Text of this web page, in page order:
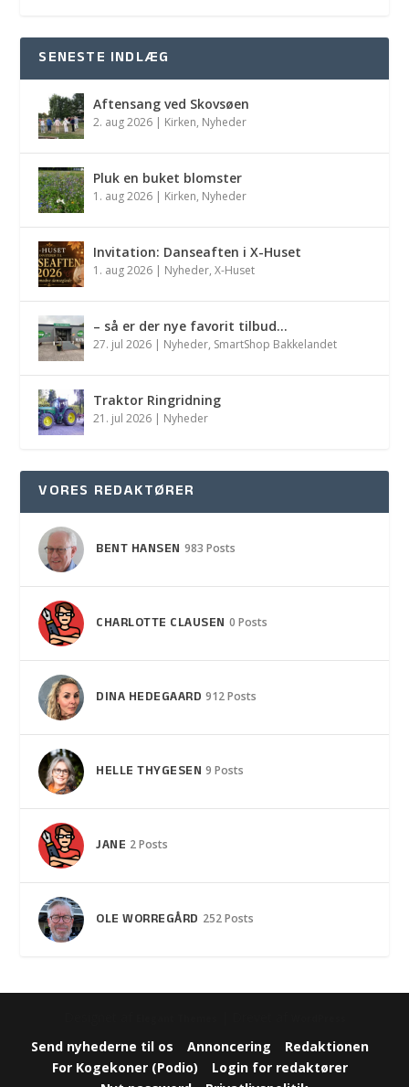
SENESTE INDLÆG
Aftensang ved Skovsøen
2. aug 2026 | Kirken, Nyheder
Pluk en buket blomster
1. aug 2026 | Kirken, Nyheder
Invitation: Danseaften i X-Huset
1. aug 2026 | Nyheder,X-Huset
– så er der nye favorit tilbud…
27. jul 2026 | Nyheder, SmartShop Bakkelandet
Traktor Ringridning
21. jul 2026 | Nyheder
VORES REDAKTØRER
BENT HANSEN 983 Posts
CHARLOTTE CLAUSEN 0 Posts
DINA HEDEGAARD 912 Posts
HELLE THYGESEN 9 Posts
JANE 2 Posts
OLE WORREGÅRD 252 Posts
Send nyhederne til os Annoncering
Redaktionen
For Kogekoner (Podio)
Login for redaktører